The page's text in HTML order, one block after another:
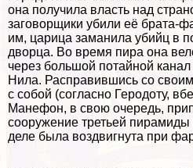
она получила власть над
заговорщики убили её брата-
им, царица заманила убийц в
дворца. Во время пира она
через большой потайной
Нила. Расправившись со
с собой (согласно Геродоту,
Манефон, в свою очередь,
сооружение третьей пирамиды
деле была воздвигнута при